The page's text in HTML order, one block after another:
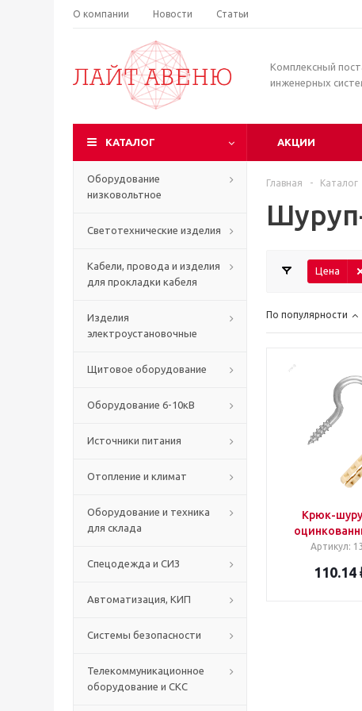
О компании Новости Статьи
Комплексный
инженерных
КАТАЛОГ АКЦИИ
Оборудование
низковольтное
Светотехнические изделия
Кабели, провода и изделия
для прокладки кабеля
Изделия
электроустановочные
Щитовое оборудование
Оборудование 6-10кВ
Источники питания
Отопление и климат
Оборудование и техника
для склада
Спецодежда и СИЗ
Автоматизация, КИП
Системы безопасности
Телекоммуникационное
оборудование и СКС
Главная - Каталог
Цена
По популярности
Крюк-
Артикул:
110.14